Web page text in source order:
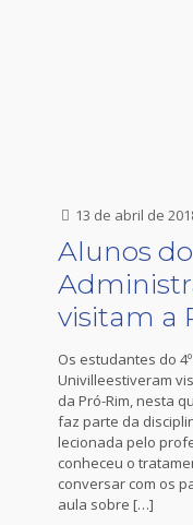
13 de abril de
Alunos
visitam a
Os estudantes do
Univilleestiveram
da Pró-Rim, nesta
faz parte da
lecionada pelo
conheceu o
conversar com os
aula sobre […]